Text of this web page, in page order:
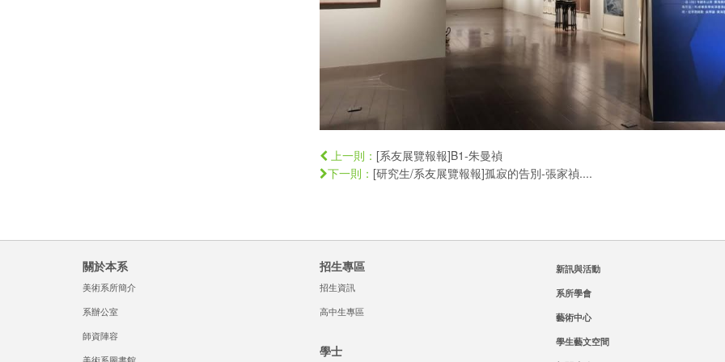
上一則： [系友展覽報報]B1-朱曼禎
下一則： [研究生/系友展覽報報]孤寂的告別-張家禎....
關於本系
美術系所簡介
系辦公室
師資陣容
招生專區
招生資訊
高中生專區
學士
新訊與活動
系所學會
藝術中心
學生藝文空間